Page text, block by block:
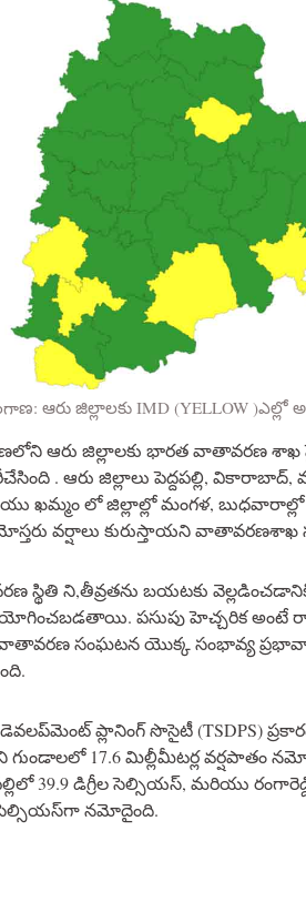
ఆరు జిల్లాలకు IMD (YELLOW )ఎల్లో
ఆరు జిల్లాలకు భారత వాతావరణ
. ఆరు జిల్లాలు పెద్దపల్లి,
ఖమ్మం లో జిల్లాల్లో మంగళ,
వర్షాలు కురుస్తాయని వాతావరణశాఖ
స్థితి ని,తీవ్రతను బయటకు
పసుపు హెచ్చరిక అంటే
సంఘటన యొక్క సంభావ్య
ప్లానింగ్ సొసైటీ (TSDPS)
గుండాలలో 17.6 మిల్లీమీటర్ల వర్షపాతం
39.9 డిగ్రీల సెల్సియస్, మరియు
సెల్సియస్‌గా నమోదైంది.